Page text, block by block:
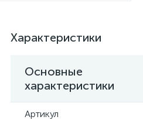
Характеристики
Основные
характеристики
Артикул